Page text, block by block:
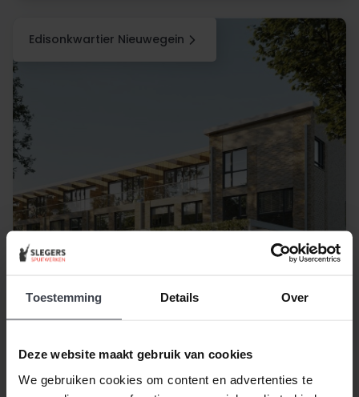
Toestemming Details Over
Deze website maakt gebruik van cookies
We gebruiken cookies om content en advertenties te
Edisonkwartier Nieuwegein
Heem van Selis Boxtel